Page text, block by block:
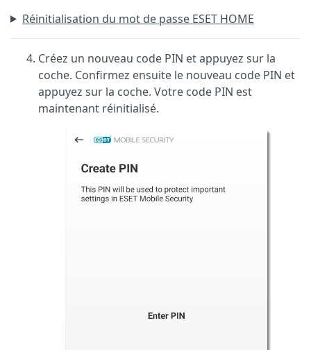
Réinitialisation du mot de passe ESET HOME
Créez un nouveau code PIN et appuyez sur la
coche. Confirmez ensuite le nouveau code PIN et
appuyez sur la coche. Votre code PIN est
maintenant réinitialisé.